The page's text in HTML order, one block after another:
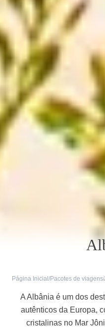
Página Inicial /Pacotes de viagens/
A Albânia é um dos
autênticos da Europa,
cristalinas no Mar